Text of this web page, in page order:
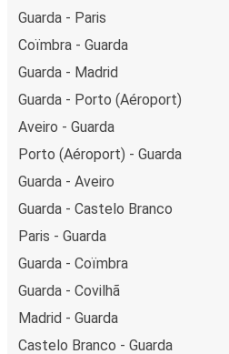
Guarda - Paris
Coïmbra - Guarda
Guarda - Madrid
Guarda - Porto (Aéroport)
Aveiro - Guarda
Porto (Aéroport) - Guarda
Guarda - Aveiro
Guarda - Castelo Branco
Paris - Guarda
Guarda - Coïmbra
Guarda - Covilhã
Madrid - Guarda
Castelo Branco - Guarda